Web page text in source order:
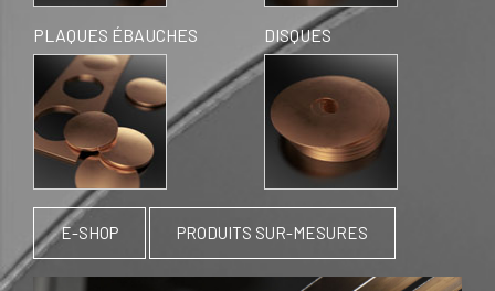
PLAQUES ÉBAUCHES DISQUES
E-SHOP PRODUITS SUR-MESURES